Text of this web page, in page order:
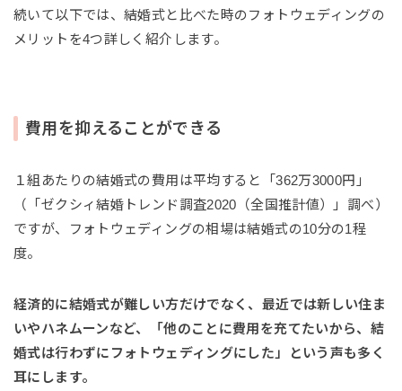
続いて以下では、結婚式と比べた時のフォトウェディングの
メリットを4つ詳しく紹介します。
費用を抑えることができる
１組あたりの結婚式の費用は平均すると「362万3000円」
（「ゼクシィ結婚トレンド調査2020（全国推計値）」調べ）
ですが、フォトウェディングの相場は結婚式の10分の1程
度。
経済的に結婚式が難しい方だけでなく、最近では新しい住ま
いやハネムーンなど、「他のことに費用を充てたいから、結
婚式は行わずにフォトウェディングにした」という声も多く
耳にします。